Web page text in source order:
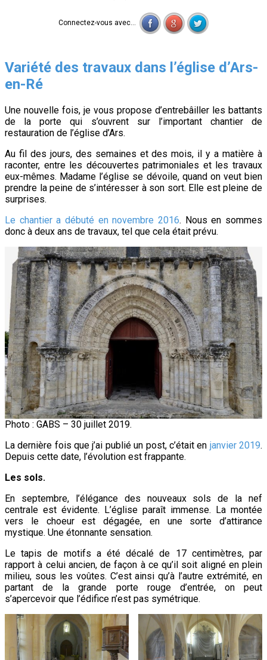
Connectez-vous avec...
Variété des travaux dans l’église d’Ars-
en-Ré
Une nouvelle fois, je vous propose d’entrebâiller les battants
de la porte qui s’ouvrent sur l’important chantier de
restauration de l’église d’Ars.
Au fil des jours, des semaines et des mois, il y a matière à
raconter, entre les découvertes patrimoniales et les travaux
eux-mêmes. Madame l’église se dévoile, quand on veut bien
prendre la peine de s’intéresser à son sort. Elle est pleine de
surprises.
Le chantier a débuté en novembre 2016. Nous en sommes
donc à deux ans de travaux, tel que cela était prévu.
Photo : GABS – 30 juillet 2019.
La dernière fois que j’ai publié un post, c’était en janvier 2019.
Depuis cette date, l’évolution est frappante.
Les sols.
En septembre, l’élégance des nouveaux sols de la nef
centrale est évidente. L’église paraît immense. La montée
vers le choeur est dégagée, en une sorte d’attirance
mystique. Une étonnante sensation.
Le tapis de motifs a été décalé de 17 centimètres, par
rapport à celui ancien, de façon à ce qu’il soit aligné en plein
milieu, sous les voûtes. C’est ainsi qu’à l’autre extrémité, en
partant de la grande porte rouge d’entrée, on peut
s’apercevoir que l’édifice n’est pas symétrique.